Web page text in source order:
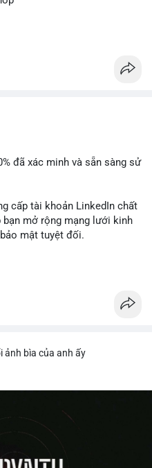
đã xác minh và sẵn sàng sử
cấp tài khoản LinkedIn chất
bạn mở rộng mạng lưới kinh
mật tuyệt đối.
bìa của anh ấy